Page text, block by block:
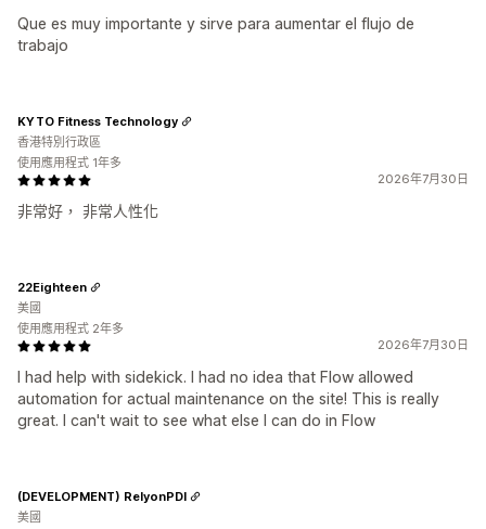
Que es muy importante y sirve para aumentar el flujo de
trabajo
2026年7月30日
非常好， 非常人性化
KYTO Fitness Technology
香港特別行政區
使用應用程式 1年多
2026年7月30日
I had help with sidekick. I had no idea that Flow allowed
automation for actual maintenance on the site! This is really
great. I can't wait to see what else I can do in Flow
22Eighteen
美國
使用應用程式 2年多
(DEVELOPMENT) RelyonPDI
美國